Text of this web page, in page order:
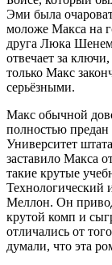
Эми была
моложе Макса на
друга Люка
отвечает за
только Макс
серьёзными.
Макс обычной
полностью
Университет
заставило Макса
такие крутые
Технологический
Меллон. Он
крутой комп и
отличались от
думали, что эта